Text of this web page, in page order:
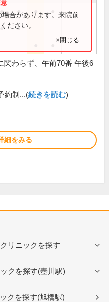
● ● ●
● ●
合があります。来院前
ださい。
×閉じる
関わらず、午前70番 午後6
約制...(続きを読む)
細をみる
リニックを探す
クを探す(壺川駅)
クを探す(旭橋駅)